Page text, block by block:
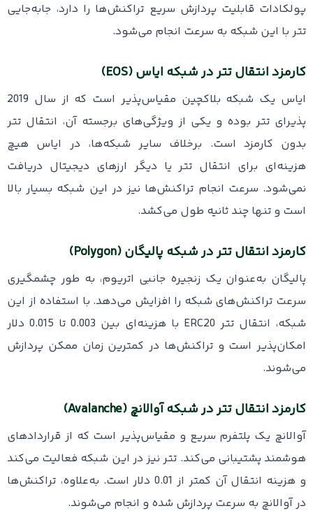
پولکادات قابلیت پردازش سریع تراکنش‌ها را دارد، جابه‌جایی
تتر با این شبکه به سرعت انجام می‌شود.
کارمزد انتقال تتر در شبکه ایاس (EOS)
ایاس یک شبکه بلاکچین مقیاس‌پذیر است که از سال 2019
پذیرای تتر بوده و یکی از ویژگی‌های برجسته آن، انتقال تتر
بدون کارمزد است. برخلاف سایر شبکه‌ها، در ایاس هیچ
هزینه‌ای برای انتقال تتر یا دیگر ارزهای دیجیتال دریافت
نمی‌شود. سرعت انجام تراکنش‌ها نیز در این شبکه بسیار بالا
است و تنها چند ثانیه طول می‌کشد.
کارمزد انتقال تتر در شبکه پالیگان (Polygon)
پالیگان به‌عنوان یک زنجیره جانبی اتریوم، به ‌طور چشمگیری
سرعت تراکنش‌های شبکه را افزایش می‌دهد. با استفاده از این
شبکه، انتقال تتر ERC20 با هزینه‌ای بین 0.003 تا 0.015 دلار
امکان‌پذیر است و تراکنش‌ها در کمترین زمان ممکن پردازش
می‌شوند.
کارمزد انتقال تتر در شبکه آوالانچ (Avalanche)
آوالانچ یک پلتفرم سریع و مقیاس‌پذیر است که از قراردادهای
هوشمند پشتیبانی می‌کند. تتر نیز در این شبکه فعالیت می‌کند
و هزینه انتقال آن کمتر از 0.01 دلار است. به‌علاوه، تراکنش‌ها
در آوالانچ به سرعت پردازش شده و انجام می‌شوند.